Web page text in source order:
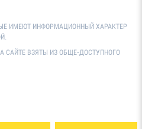
ИМЕЮТ ИНФОРМАЦИОННЫЙ ХАРАКТЕР
САЙТЕ ВЗЯТЫ ИЗ ОБЩЕ-ДОСТУПНОГО